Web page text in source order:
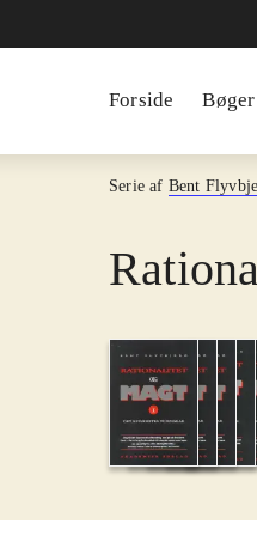
Forside Bøger
Serie af Bent